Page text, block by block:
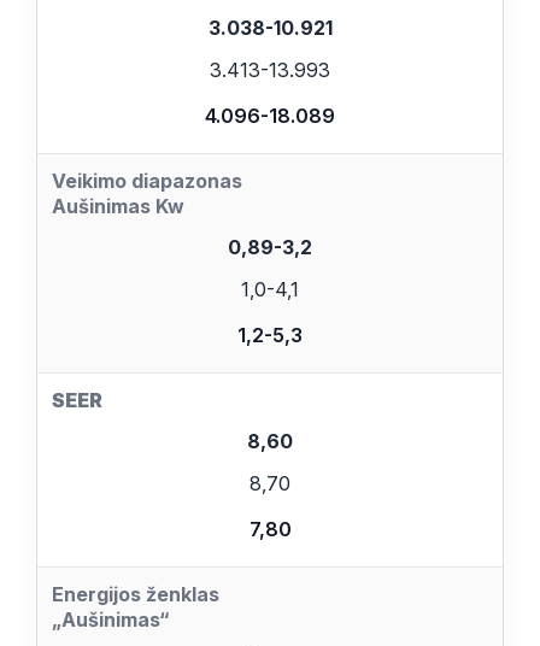
3.038-10.921
3.413-13.993
4.096-18.089
Veikimo diapazonas
Aušinimas Kw
0,89-3,2
1,0-4,1
1,2-5,3
SEER
8,60
8,70
7,80
Energijos ženklas
„Aušinimas“